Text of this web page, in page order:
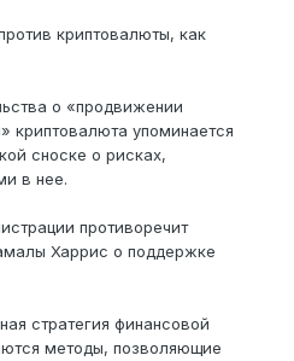
криптовалюты, как
о «продвижении
криптовалюта упоминается
сноске о рисках,
в нее.
противоречит
Харрис о поддержке
стратегия финансовой
методы, позволяющие